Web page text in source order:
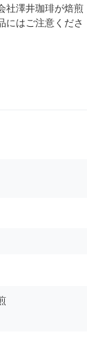
社澤井珈琲が焙煎
にはご注意くださ